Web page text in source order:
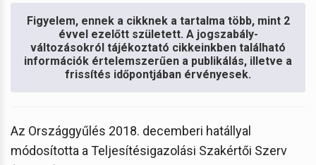
Figyelem, ennek a cikknek a tartalma több, mint 2
évvel ezelőtt született. A jogszabály-
változásokról tájékoztató cikkeinkben található
információk értelemszerűen a publikálás, illetve a
frissítés időpontjában érvényesek.
Az Országgyűlés 2018. decemberi hatállyal
módosította a Teljesítésigazolási Szakértői Szerv